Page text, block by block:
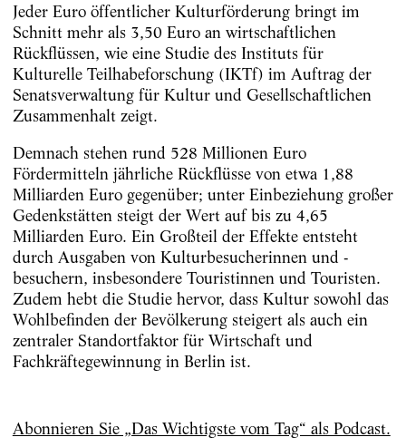
Jeder Euro öffentlicher Kulturförderung bringt im
Schnitt mehr als 3,50 Euro an wirtschaftlichen
Rückflüssen, wie eine Studie des Instituts für
Kulturelle Teilhabeforschung (IKTf) im Auftrag der
Senatsverwaltung für Kultur und Gesellschaftlichen
Zusammenhalt zeigt.
Demnach stehen rund 528 Millionen Euro
Fördermitteln jährliche Rückflüsse von etwa 1,88
Milliarden Euro gegenüber; unter Einbeziehung großer
Gedenkstätten steigt der Wert auf bis zu 4,65
Milliarden Euro. Ein Großteil der Effekte entsteht
durch Ausgaben von Kulturbesucherinnen und -
besuchern, insbesondere Touristinnen und Touristen.
Zudem hebt die Studie hervor, dass Kultur sowohl das
Wohlbefinden der Bevölkerung steigert als auch ein
zentraler Standortfaktor für Wirtschaft und
Fachkräftegewinnung in Berlin ist.
Abonnieren Sie „Das Wichtigste vom Tag“ als Podcast.